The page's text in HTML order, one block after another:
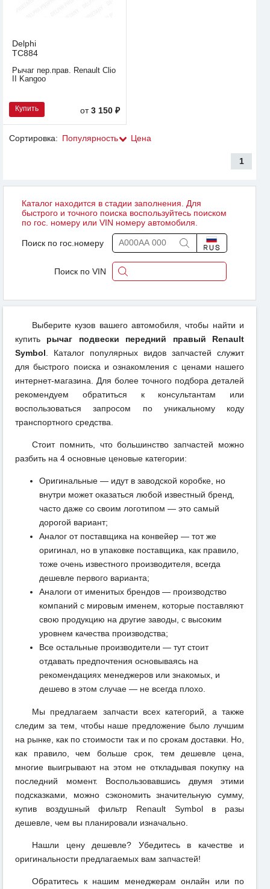
Delphi
TC884
Рычаг пер.прав. Renault Clio
II Kangoo
Купить от3 150 ₽
Сортировка: Популярность Цена
1
Каталог находится в стадии заполнения. Для
быстрого и точного поиска воспользуйтесь поиском
по гос. номеру или VIN номеру автомобиля.
Поиск по гос.номеру
Поиск по VIN
Выберите кузов вашего автомобиля, чтобы найти и
купить рычаг подвески передний правый Renault
Symbol . Каталог популярных видов запчастей служит
для быстрого поиска и ознакомления с ценами нашего
интернет-магазина. Для более точного подбора деталей
рекомендуем обратиться к консультантам или
воспользоваться запросом по уникальному коду
транспортного средства.
Стоит помнить, что большинство запчастей можно
разбить на 4 основные ценовые категории:
Оригинальные — идут в заводской коробке, но
внутри может оказаться любой известный бренд,
часто даже со своим логотипом — это самый
дорогой вариант;
Аналог от поставщика на конвейер — тот же
оригинал, но в упаковке поставщика, как правило,
тоже очень известного производителя, всегда
дешевле первого варианта;
Аналоги от именитых брендов — производство
компаний с мировым именем, которые поставляют
свою продукцию на другие заводы, с высоким
уровнем качества производства;
Все остальные производители — тут стоит
отдавать предпочтения основываясь на
рекомендациях менеджеров или знакомых, и
дешево в этом случае — не всегда плохо.
Мы предлагаем запчасти всех категорий, а также
следим за тем, чтобы наше предложение было лучшим
на рынке, как по стоимости так и по срокам доставки. Но,
как правило, чем больше срок, тем дешевле цена,
многие выигрывают на этом не откладывая покупку на
последний момент. Воспользовавшись двумя этими
подсказками, можно сэкономить значительную сумму,
купив воздушный фильтр Renault Symbol в разы
дешевле, чем вы планировали изначально.
Нашли цену дешевле? Убедитесь в качестве и
оригинальности предлагаемых вам запчастей!
Обратитесь к нашим менеджерам онлайн или по